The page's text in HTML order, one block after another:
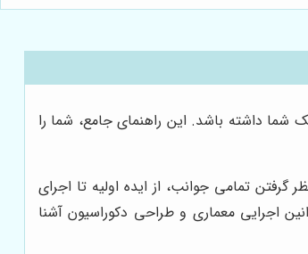
داشته باشد. این راهنمای جامع، شما را
تمامی جوانب، از ایده اولیه تا اجرای
اجرایی معماری و طراحی دکوراسیون آشنا